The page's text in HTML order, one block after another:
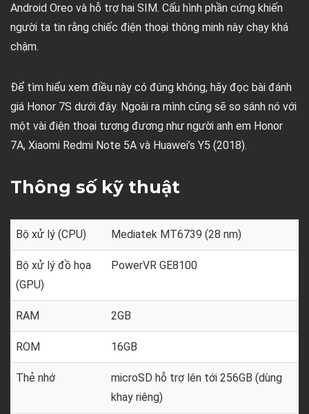
Android Oreo và hỗ trợ hai SIM. Cấu hình phần cứng khiến
người ta tin rằng chiếc điện thoại thông minh này chạy khá
chậm.
Để tìm hiểu xem điều này có đúng không, hãy đọc bài đánh
giá Honor 7S dưới đây. Ngoài ra mình cũng sẽ so sánh nó với
một vài điện thoại tương đương như người anh em Honor
7A, Xiaomi Redmi Note 5A và Huawei’s Y5 (2018).
Thông số kỹ thuật
Bộ xử lý (CPU) Mediatek MT6739 (28 nm)
Bộ xử lý đồ họa
(GPU)
PowerVR GE8100
RAM 2GB
ROM 16GB
Thẻ nhớ
microSD hỗ trợ lên tới 256GB (dùng
khay riêng)